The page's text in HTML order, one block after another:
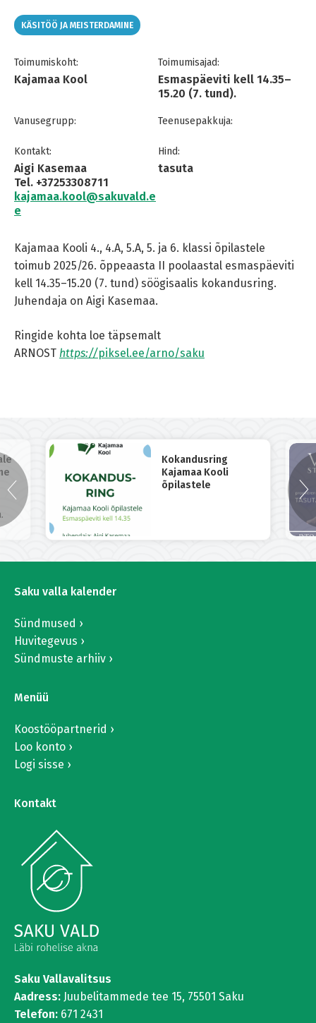
KÄSITÖÖ JA MEISTERDAMINE
Toimumiskoht:
Kajamaa Kool
Toimumisajad:
Esmaspäeviti kell 14.35–
15.20 (7. tund).
Vanusegrupp: Teenusepakkuja:
Kontakt:
Aigi Kasemaa
Tel. +37253308711
kajamaa.kool@sakuvald.e
e
Hind:
tasuta
Kajamaa Kooli 4., 4.A, 5.A, 5. ja 6. klassi õpilastele
toimub 2025/26. õppeaasta II poolaastal esmaspäeviti
kell 14.35–15.20 (7. tund) söögisaalis kokandusring.
Juhendaja on Aigi Kasemaa.
Ringide kohta loe täpsemalt
ARNOST https://piksel.ee/arno/saku
Kokandusring
Kajamaa Kooli
õpilastele
Saku valla kalender
Sündmused
Huvitegevus
Sündmuste arhiiv
Menüü
Koostööpartnerid
Loo konto
Logi sisse
Kontakt
Saku Vallavalitsus
Aadress: Juubelitammede tee 15, 75501 Saku
Telefon: 671 2431